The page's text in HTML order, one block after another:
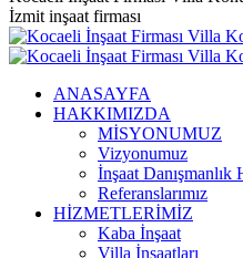
İzmit inşaat firması
ANASAYFA
HAKKIMIZDA
MİSYONUMUZ
Vizyonumuz
İnşaat Danışmanlık
Referanslarımız
HİZMETLERİMİZ
Kaba İnşaat
Villa İnşaatları